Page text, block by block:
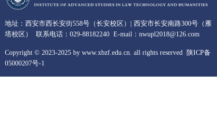
地址：西安市西长安街558号（长安校区）| 西安市长安南路300号（雁
塔校区） 联系电话：029-88182240 E-mail：nwupl2018@126.com
Copyright © 2023-2025 by www.xbzf.edu.cn. all rights reserved
陕ICP备
05000207号-1